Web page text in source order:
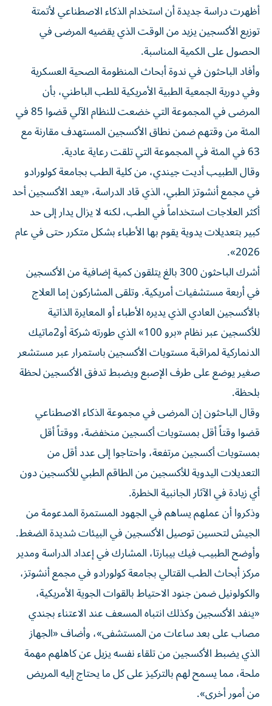
أظهرت دراسة جديدة أن استخدام الذكاء الاصطناعي لأتمتة
توزيع الأكسجين يزيد من الوقت الذي يقضيه المرضى في
الحصول على الكمية ‌المناسبة.
وأفاد الباحثون في ندوة أبحاث المنظومة الصحية العسكرية
وفي دورية الجمعية ​الطبية ⁠الأمريكية للطب الباطني، بأن
المرضى في المجموعة ‌التي خضعت للنظام الآلي قضوا ‌85 في
المئة من وقتهم ضمن نطاق الأكسجين المستهدف مقارنة مع
63 في المئة في المجموعة التي تلقت رعاية عادية.
وقال الطبيب أديت ‌جيندي، من كلية الطب بجامعة كولورادو
في مجمع أنشوتز الطبي، الذي ⁠قاد الدراسة، «يعد الأكسجين أحد
أكثر العلاجات استخداماً في الطب، لكنه لا يزال يدار إلى حد
كبير بتعديلات يدوية يقوم بها الأطباء بشكل متكرر حتى في عام
2026».
أشرك الباحثون 300 بالغ يتلقون كمية إضافية من الأكسجين
في أربعة مستشفيات أمريكية. وتلقى ​المشاركون إما العلاج
بالأكسجين العادي الذي يديره الأطباء أو ‌المعايرة الذاتية
للأكسجين عبر نظام «برو 100» الذي طورته شركة أو2ماتيك
الدنماركية لمراقبة مستويات الأكسجين باستمرار عبر مستشعر
صغير يوضع على طرف ⁠الإصبع ويضبط تدفق الأكسجين لحظة
بلحظة.
وقال الباحثون إن المرضى في مجموعة الذكاء الاصطناعي
قضوا وقتاً أقل بمستويات أكسجين منخفضة، ووقتاً أقل
بمستويات أكسجين ​مرتفعة، واحتاجوا إلى ‌عدد أقل من
التعديلات اليدوية للأكسجين من الطاقم الطبي للأكسجين ‌دون
أي زيادة في الآثار الجانبية الخطرة.
وذكروا أن عملهم يساهم في الجهود المستمرة المدعومة من
الجيش لتحسين توصيل الأكسجين في البيئات شديدة ‌الضغط.
وأوضح الطبيب ‌فيك بيبارتا، المشارك في إعداد ⁠الدراسة ومدير
مركز أبحاث الطب القتالي بجامعة كولورادو في ‌مجمع أنشوتز،
والكولونيل ضمن جنود الاحتياط بالقوات الجوية الأمريكية،
«ينفد الأكسجين وكذلك انتباه المسعف عند الاعتناء بجندي
⁠مصاب على بعد ساعات من المستشفى»، وأضاف «الجهاز
الذي يضبط الأكسجين ​من تلقاء نفسه يزيل عن كاهلهم مهمة
ملحة، مما يسمح لهم بالتركيز على كل ما يحتاج إليه المريض
من أمور ⁠أخرى».